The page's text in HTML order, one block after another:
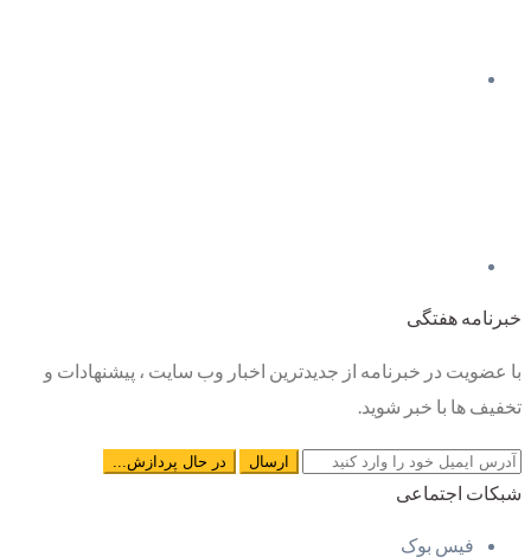
خبرنامه هفتگی
با عضویت در خبرنامه از جدیدترین اخبار وب سایت ، پیشنهادات و
تخفیف ها با خبر شوید.
شبکات اجتماعی
فیس بوک